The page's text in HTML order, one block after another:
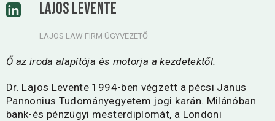
LAJOS LEVENTE
LAJOS LAW FIRM ÜGYVEZETŐ
Ő az iroda alapítója és motorja a kezdetektől.
Dr. Lajos Levente 1994-ben végzett a pécsi Janus
Pannonius Tudományegyetem jogi karán. Milánóban
bank-és pénzügyi mesterdiplomát, a Londoni